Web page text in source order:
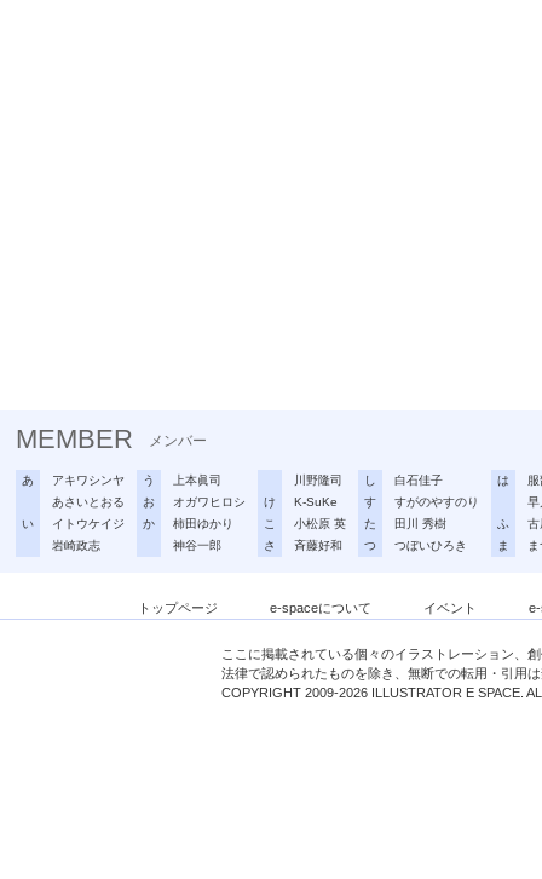
MEMBER メンバー
あ
アキワシンヤ
あさいとおる
い
イトウケイジ
岩崎政志
う
上本眞司
お
オガワヒロシ
か
柿田ゆかり
神谷一郎
川野隆司
け
K-SuKe
こ
小松原 英
さ
斉藤好和
し
白石佳子
す
すがのやすのり
た
田川 秀樹
つ
つぼいひろき
は
早
ふ
古
ま
トップページ e-spaceについて イベント
ここに掲載されている個々のイラストレーション、
法律で認められたものを除き、無断での転用・引用
COPYRIGHT 2009-2026 ILLUSTRATOR E SPACE.